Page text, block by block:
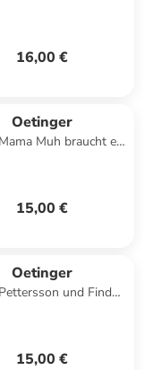
16,00 €
Oetinger
Muh braucht ein
15,00 €
Oetinger
und Findus
15,00 €